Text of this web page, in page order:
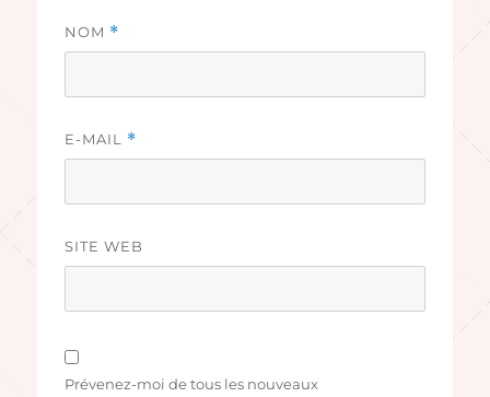
NOM *
E-MAIL *
SITE WEB
Prévenez-moi de tous les nouveaux